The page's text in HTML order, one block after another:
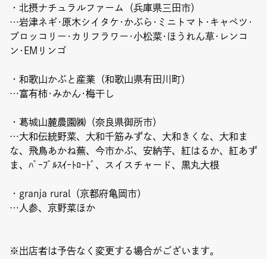
・北摂ナチュラルファーム（兵庫県三田市）
…岩津ネギ･原木シイタケ･かぶら･ミニトマト･キャベツ･
ブロッコリー･カリフラワー･小松菜･ほうれん草･レンコ
ン･EMリンゴ
・和歌山かぶと産業（和歌山県有田川町）
…富有柿･みかん･梅干し
・葛城山麓農園㈱（奈良県御所市）
…大和伝統野菜、大和千筋みずな、大和きくな、大和ま
な、飛鳥あかね蕪、今市かぶ、安納芋、紅はるか、紅あず
ま、ﾊﾟｰﾌﾟﾙｽｲｰﾄﾛｰﾄﾞ、スイスチャード、黒丸大根
・granja rural（京都府亀岡市）
…人参、京野菜ほか
※出店者は予告なく変更する場合がございます。